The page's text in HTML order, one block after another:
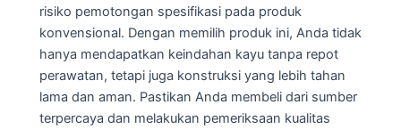
risiko pemotongan spesifikasi pada produk
konvensional. Dengan memilih produk ini, Anda tidak
hanya mendapatkan keindahan kayu tanpa repot
perawatan, tetapi juga konstruksi yang lebih tahan
lama dan aman. Pastikan Anda membeli dari sumber
terpercaya dan melakukan pemeriksaan kualitas